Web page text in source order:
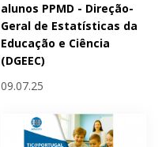
alunos PPMD - Direção-
Geral de Estatísticas da
Educação e Ciência
(DGEEC)
09.07.25